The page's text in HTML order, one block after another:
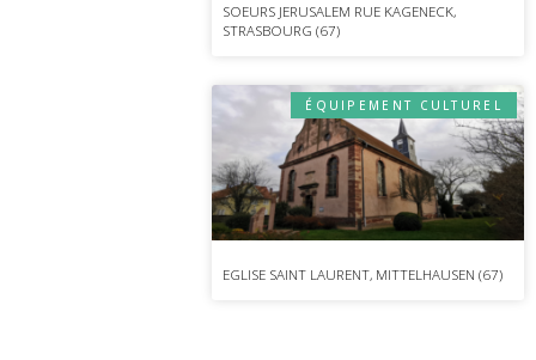
SOEURS JERUSALEM RUE KAGENECK,
STRASBOURG (67)
ÉQUIPEMENT CULTUREL
EGLISE SAINT LAURENT, MITTELHAUSEN (67)